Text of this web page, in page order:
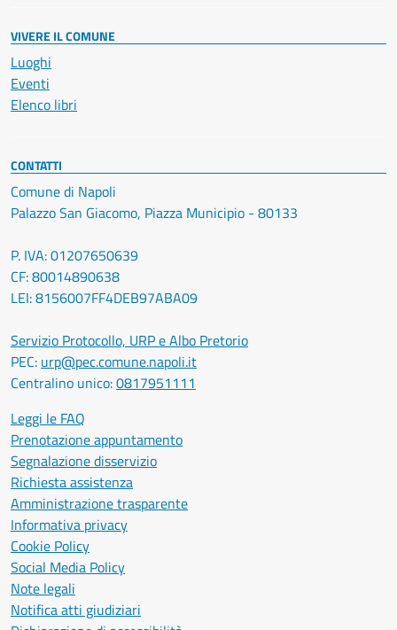
VIVERE IL COMUNE
Luoghi
Eventi
Elenco libri
CONTATTI
Comune di Napoli
Palazzo San Giacomo, Piazza Municipio - 80133
P. IVA: 01207650639
CF: 80014890638
LEI: 8156007FF4DEB97ABA09
Servizio Protocollo, URP e Albo Pretorio
PEC: urp@pec.comune.napoli.it
Centralino unico:0817951111
Leggi le FAQ
Prenotazione appuntamento
Segnalazione disservizio
Richiesta assistenza
Amministrazione trasparente
Informativa privacy
Cookie Policy
Social Media Policy
Note legali
Notifica atti giudiziari